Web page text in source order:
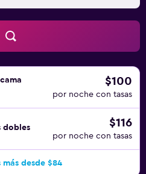
$100
por noche con tasas
dobles $116
por noche con tasas
desde $84